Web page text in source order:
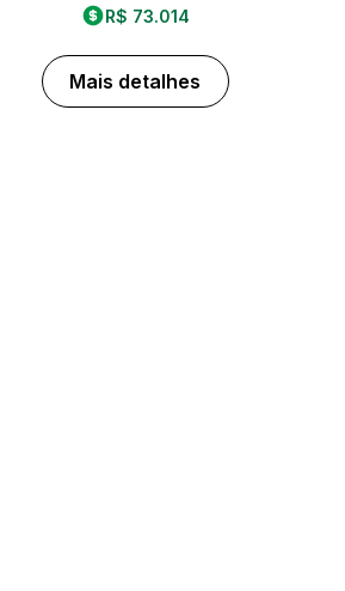
R$ 73.014
Mais detalhes